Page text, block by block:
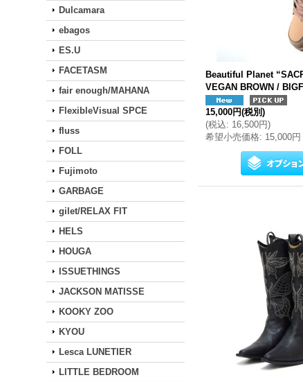
Dulcamara
ebagos
ES.U
FACETASM
fair enough/MAHANA
FlexibleVisual SPCE
fluss
FOLL
Fujimoto
GARBAGE
gilet/RELAX FIT
HELS
HOUGA
ISSUETHINGS
JACKSON MATISSE
KOOKY ZOO
KYOU
Lesca LUNETIER
LITTLE BEDROOM
Beautiful Planet
VEGAN BROWN /
15,000円(税別)
(税込: 16,500円)
希望小売価格: 15,000円